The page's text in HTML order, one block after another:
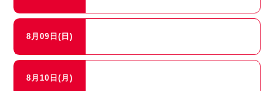
8月09日(日)
8月10日(月)